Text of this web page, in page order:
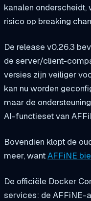
kanalen
risico op breaking
De release v0.26.3
de server/client-
versies zijn veiliger
kan nu worden
maar de
AI-functieset van
Bovendien klopt de
meer, wantAFFiNE
De officiële Docker
services: de AFFiNE-